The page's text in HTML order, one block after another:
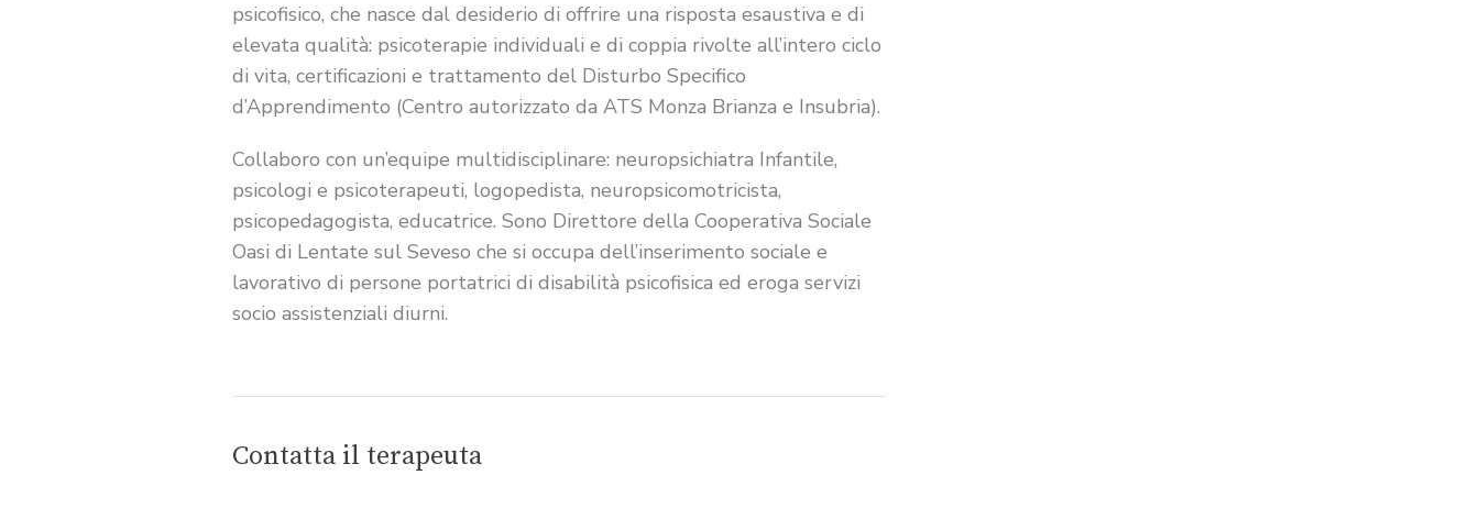
psicofisico, che nasce dal desiderio di offrire una risposta esaustiva e di
elevata qualità: psicoterapie individuali e di coppia rivolte all’intero ciclo
di vita, certificazioni e trattamento del Disturbo Specifico
d’Apprendimento (Centro autorizzato da ATS Monza Brianza e Insubria).
Collaboro con un’equipe multidisciplinare: neuropsichiatra Infantile,
psicologi e psicoterapeuti, logopedista, neuropsicomotricista,
psicopedagogista, educatrice. Sono Direttore della Cooperativa Sociale
Oasi di Lentate sul Seveso che si occupa dell’inserimento sociale e
lavorativo di persone portatrici di disabilità psicofisica ed eroga servizi
socio assistenziali diurni.
Contatta il terapeuta